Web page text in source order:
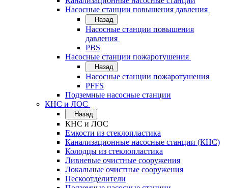
Насосные станции повышения давления
Назад
Насосные станции повышения
давления
PBS
Насосные станции пожаротушения
Назад
Насосные станции пожаротушения
PFFS
Подземные насосные станции
КНС и ЛОС
Назад
КНС и ЛОС
Емкости из стеклопластика
Канализационные насосные станции (КНС)
Колодцы из стеклопластика
Ливневые очистные сооружения
Локальные очистные сооружения
Пескоотделители